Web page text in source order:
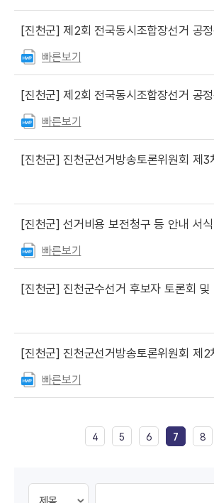
[진천군] 제2회 전국동시조합장선거 공정선거
빠른보기
[진천군] 제2회 전국동시조합장선거 공정선
빠른보기
[진천군] 진천군선거방송토론위원회 제3차 위
[진천군] 선거비용 보전청구 등 안내 서식
빠른보기
[진천군] 진천군수선거 후보자 토론회 및
[진천군] 진천군선거방송토론위원회 제2차 위
빠른보기
4 5 6 7 8